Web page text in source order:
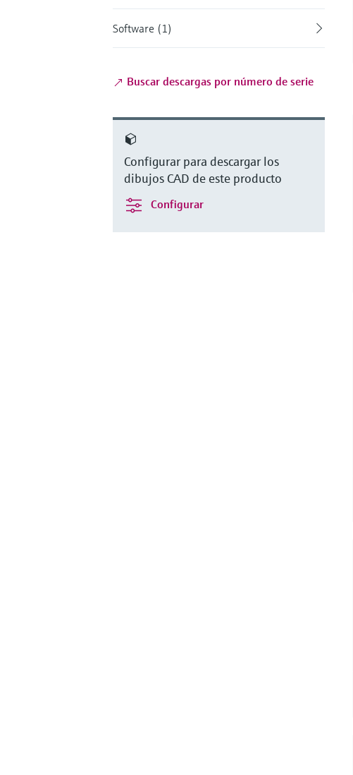
Software (1)
Buscar descargas por número de serie
Configurar para descargar los
dibujos CAD de este producto
Configurar